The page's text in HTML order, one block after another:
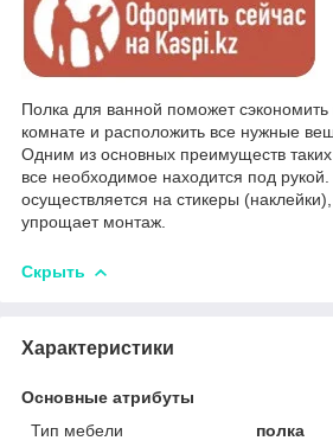
Полка для ванной поможет
комнате и расположить все нужные
Одним из основных преимуществ таких
все необходимое находится под
осуществляется на стикеры
упрощает монтаж.
Скрыть
Характеристики
Основные атрибуты
Тип мебели
полка